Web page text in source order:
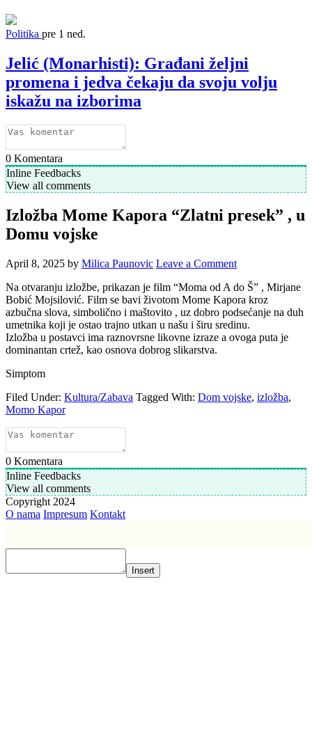
Politika pre 1 ned.
Jelić (Monarhisti): Građani željni
promena i jedva čekaju da svoju volju
iskažu na izborima
0 Komentara
Inline Feedbacks
View all comments
Izložba Mome Kapora “Zlatni presek” , u
Domu vojske
April 8, 2025 by Milica Paunovic Leave a Comment
Na otvaranju izložbe, prikazan je film “Moma od A do Š” , Mirjane
Bobić Mojsilović. Film se bavi životom Mome Kapora kroz
azbučna slova, simbolično i maštovito , uz dobro podsećanje na duh
umetnika koji je ostao trajno utkan u našu i širu sredinu.
Izložba u postavci ima raznovrsne likovne izraze a ovoga puta je
dominantan crtež, kao osnova dobrog slikarstva.
Simptom
Filed Under: Kultura/Zabava Tagged With: Dom vojske, izložba,
Momo Kapor
0 Komentara
Inline Feedbacks
View all comments
Copyright 2024
O nama Impresum Kontakt
Insert